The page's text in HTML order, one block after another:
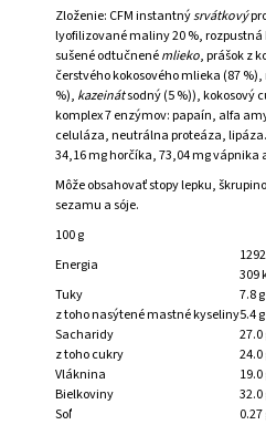
Zloženie: CFM instantnýsrvátkový
lyofilizované maliny 20 %,
sušené odtučnenémlieko, prášok z
čerstvého kokosového mlieka (87
%), kazeinátsodný (5 %)), kokosový
komplex 7 enzýmov: papaín, alfa
celuláza, neutrálna proteáza,
34,16 mg horčíka, 73,04 mg vápnika
Môže obsahovať stopy lepku,
sezamu a sóje.
100 g
Energia
309
Tuky
7.8 g
z toho nasýtené mastné kyseliny5.4 g
Sacharidy
27.0
z toho cukry
24.0
Vláknina
19.0
Bielkoviny
32.0
Soľ
0.27